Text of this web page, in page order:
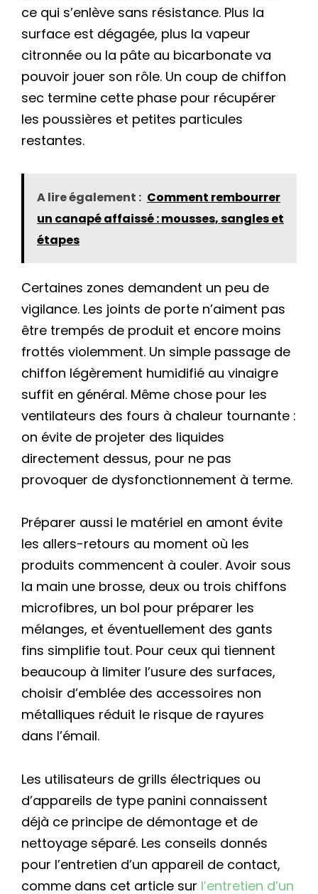
ce qui s’enlève sans résistance. Plus la
surface est dégagée, plus la vapeur
citronnée ou la pâte au bicarbonate va
pouvoir jouer son rôle. Un coup de chiffon
sec termine cette phase pour récupérer
les poussières et petites particules
restantes.
A lire également : Comment rembourrer
un canapé affaissé : mousses, sangles et
étapes
Certaines zones demandent un peu de
vigilance. Les joints de porte n’aiment pas
être trempés de produit et encore moins
frottés violemment. Un simple passage de
chiffon légèrement humidifié au vinaigre
suffit en général. Même chose pour les
ventilateurs des fours à chaleur tournante :
on évite de projeter des liquides
directement dessus, pour ne pas
provoquer de dysfonctionnement à terme.
Préparer aussi le matériel en amont évite
les allers-retours au moment où les
produits commencent à couler. Avoir sous
la main une brosse, deux ou trois chiffons
microfibres, un bol pour préparer les
mélanges, et éventuellement des gants
fins simplifie tout. Pour ceux qui tiennent
beaucoup à limiter l’usure des surfaces,
choisir d’emblée des accessoires non
métalliques réduit le risque de rayures
dans l’émail.
Les utilisateurs de grills électriques ou
d’appareils de type panini connaissent
déjà ce principe de démontage et de
nettoyage séparé. Les conseils donnés
pour l’entretien d’un appareil de contact,
comme dans cet article sur l’entretien d’un